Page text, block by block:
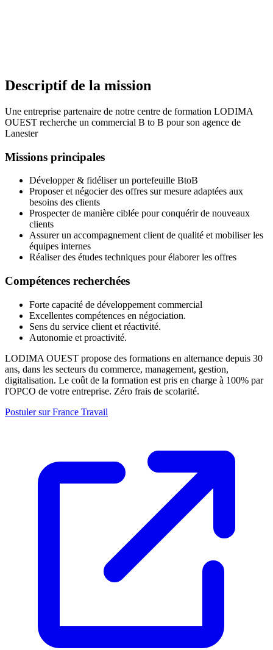
Descriptif de la mission
Une entreprise partenaire de notre centre de formation LODIMA
OUEST recherche un commercial B to B pour son agence de
Lanester
Missions principales
Développer & fidéliser un portefeuille BtoB
Proposer et négocier des offres sur mesure adaptées aux
besoins des clients
Prospecter de manière ciblée pour conquérir de nouveaux
clients
Assurer un accompagnement client de qualité et mobiliser les
équipes internes
Réaliser des études techniques pour élaborer les offres
Compétences recherchées
Forte capacité de développement commercial
Excellentes compétences en négociation.
Sens du service client et réactivité.
Autonomie et proactivité.
LODIMA OUEST propose des formations en alternance depuis 30
ans, dans les secteurs du commerce, management, gestion,
digitalisation. Le coût de la formation est pris en charge à 100% par
l'OPCO de votre entreprise. Zéro frais de scolarité.
Postuler sur France Travail